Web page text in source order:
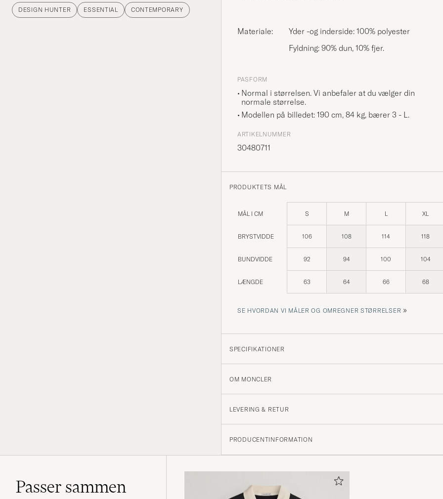
DESIGN HUNTER ESSENTIAL CONTEMPORARY
Materiale:
Yder -og inderside: 100% polyester
Fyldning: 90% dun, 10% fjer.
PASFORM
Normal i størrelsen. Vi anbefaler at du vælger din
normale størrelse.
Modellen på billedet: 190 cm, 84 kg, bærer 3 - L .
ARTIKELNUMMER
30480711
PRODUKTETS MÅL
MÅL I CM S M L XL
BRYSTVIDDE 106 108 114 118
BUNDVIDDE 92 94 100 104
LÆNGDE 63 64 66 68
SE HVORDAN VI MÅLER OG OMREGNER STØRRELSER »
SPECIFIKATIONER
OM MONCLER
LEVERING & RETUR
PRODUCENTINFORMATION
Passer sammen